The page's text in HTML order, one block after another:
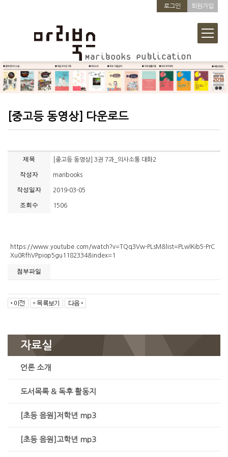
로그인 회원가입
[중고등 동영상] 다운로드
제목 [중고등 동영상] 3권 7과_의사소통 대화2
작성자 maribooks
작성일자 2019-03-05
조회수 1506
https://www.youtube.com/watch?v=TQq3Vw-PLsM&list=PLwlKib5-PrC
Xu0RfhVPpiop5gu1182334&index=1
첨부파일
자료실
언론 소개
도서목록 & 독후 활동지
[초등 음원]저학년 mp3
[초등 음원]고학년 mp3